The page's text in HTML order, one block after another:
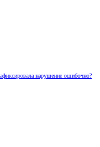
нарушение ошибочно?